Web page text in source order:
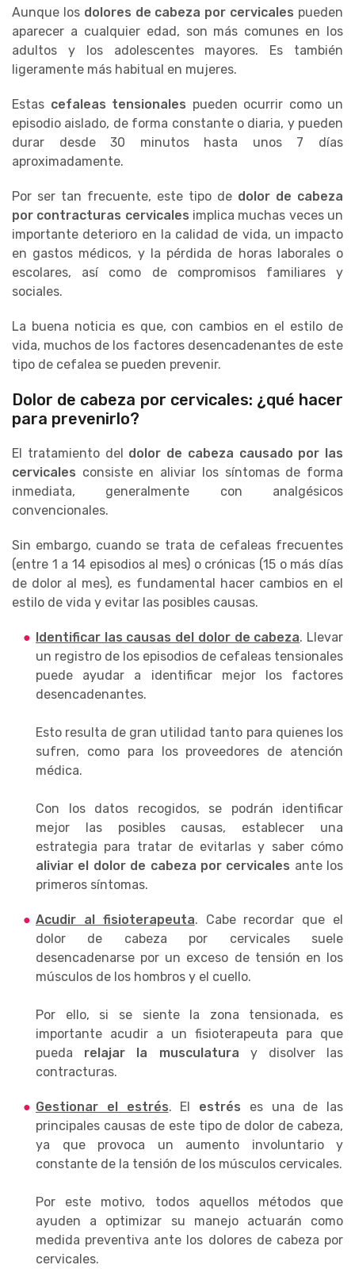
Aunque los dolores de cabeza por cervicales pueden
aparecer a cualquier edad, son más comunes en los
adultos y los adolescentes mayores. Es también
ligeramente más habitual en mujeres.
Estas cefaleas tensionales pueden ocurrir como un
episodio aislado, de forma constante o diaria, y pueden
durar desde 30 minutos hasta unos 7 días
aproximadamente.
Por ser tan frecuente, este tipo de dolor de cabeza
por contracturas cervicales implica muchas veces un
importante deterioro en la calidad de vida, un impacto
en gastos médicos, y la pérdida de horas laborales o
escolares, así como de compromisos familiares y
sociales.
La buena noticia es que, con cambios en el estilo de
vida, muchos de los factores desencadenantes de este
tipo de cefalea se pueden prevenir.
Dolor de cabeza por cervicales: ¿qué hacer
para prevenirlo?
El tratamiento del dolor de cabeza causado por las
cervicales consiste en aliviar los síntomas de forma
inmediata, generalmente con analgésicos
convencionales.
Sin embargo, cuando se trata de cefaleas frecuentes
(entre 1 a 14 episodios al mes) o crónicas (15 o más días
de dolor al mes), es fundamental hacer cambios en el
estilo de vida y evitar las posibles causas.
Identificar las causas del dolor de cabeza. Llevar
un registro de los episodios de cefaleas tensionales
puede ayudar a identificar mejor los factores
desencadenantes.
Esto resulta de gran utilidad tanto para quienes los
sufren, como para los proveedores de atención
médica.
Con los datos recogidos, se podrán identificar
mejor las posibles causas, establecer una
estrategia para tratar de evitarlas y saber cómo
aliviar el dolor de cabeza por cervicales ante los
primeros síntomas.
Acudir al fisioterapeuta. Cabe recordar que el
dolor de cabeza por cervicales suele
desencadenarse por un exceso de tensión en los
músculos de los hombros y el cuello.
Por ello, si se siente la zona tensionada, es
importante acudir a un fisioterapeuta para que
pueda relajar la musculatura y disolver las
contracturas.
Gestionar el estrés. El estrés es una de las
principales causas de este tipo de dolor de cabeza,
ya que provoca un aumento involuntario y
constante de la tensión de los músculos cervicales.
Por este motivo, todos aquellos métodos que
ayuden a optimizar su manejo actuarán como
medida preventiva ante los dolores de cabeza por
cervicales.